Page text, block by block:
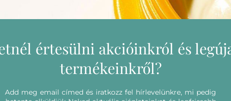
értesülni akcióinkról és
termékeinkről?
Add meg email címed és iratkozz fel hírlevelünkre, mi pedig